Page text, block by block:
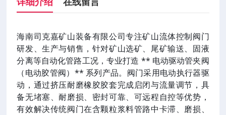
详细介绍 在线留言
海南司克嘉矿山装备有限公司专注矿山流体控制阀门
研发、生产与销售，针对矿山选矿、尾矿输送、固液
分离等自动化管路工况，专业打造 ** 电动驱动管夹阀
（电动胶管阀）** 系列产品。阀门采用电动执行器驱
动，通过挤压耐磨橡胶胶套完成启闭与流量调节，具
备无堵塞、耐磨损、密封可靠、可远程自控等优势，
有效解决传统阀门在含颗粒浆料管路中卡滞、磨损、